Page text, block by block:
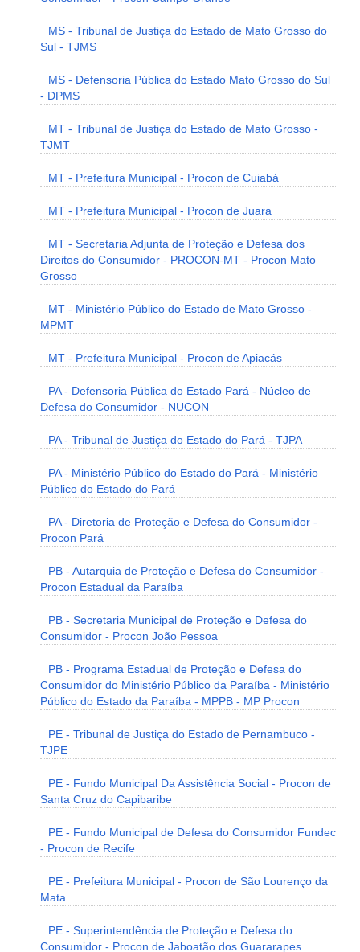
MS - Tribunal de Justiça do Estado de Mato Grosso do
Sul - TJMS
MS - Defensoria Pública do Estado Mato Grosso do Sul
- DPMS
MT - Tribunal de Justiça do Estado de Mato Grosso -
TJMT
MT - Prefeitura Municipal - Procon de Cuiabá
MT - Prefeitura Municipal - Procon de Juara
MT - Secretaria Adjunta de Proteção e Defesa dos
Direitos do Consumidor - PROCON-MT - Procon Mato
Grosso
MT - Ministério Público do Estado de Mato Grosso -
MPMT
MT - Prefeitura Municipal - Procon de Apiacás
PA - Defensoria Pública do Estado Pará - Núcleo de
Defesa do Consumidor - NUCON
PA - Tribunal de Justiça do Estado do Pará - TJPA
PA - Ministério Público do Estado do Pará - Ministério
Público do Estado do Pará
PA - Diretoria de Proteção e Defesa do Consumidor -
Procon Pará
PB - Autarquia de Proteção e Defesa do Consumidor -
Procon Estadual da Paraíba
PB - Secretaria Municipal de Proteção e Defesa do
Consumidor - Procon João Pessoa
PB - Programa Estadual de Proteção e Defesa do
Consumidor do Ministério Público da Paraíba - Ministério
Público do Estado da Paraíba - MPPB - MP Procon
PE - Tribunal de Justiça do Estado de Pernambuco -
TJPE
PE - Fundo Municipal Da Assistência Social - Procon de
Santa Cruz do Capibaribe
PE - Fundo Municipal de Defesa do Consumidor Fundec
- Procon de Recife
PE - Prefeitura Municipal - Procon de São Lourenço da
Mata
PE - Superintendência de Proteção e Defesa do
Consumidor - Procon de Jaboatão dos Guararapes